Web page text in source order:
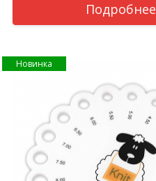
Подробнее
Новинка